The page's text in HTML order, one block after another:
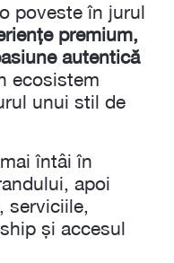
poveste în jurul
premium,
autentică
ecosistem
unui stil de
întâi în
apoi
serviciile,
și accesul